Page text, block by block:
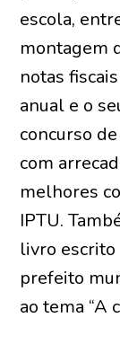
escola,
montagem
notas
anual e o
concurso
com
melhores
IPTU.
livro escrito
prefeito
ao tema “A